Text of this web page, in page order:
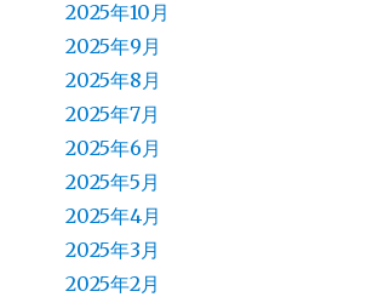
2025年10月
2025年9月
2025年8月
2025年7月
2025年6月
2025年5月
2025年4月
2025年3月
2025年2月